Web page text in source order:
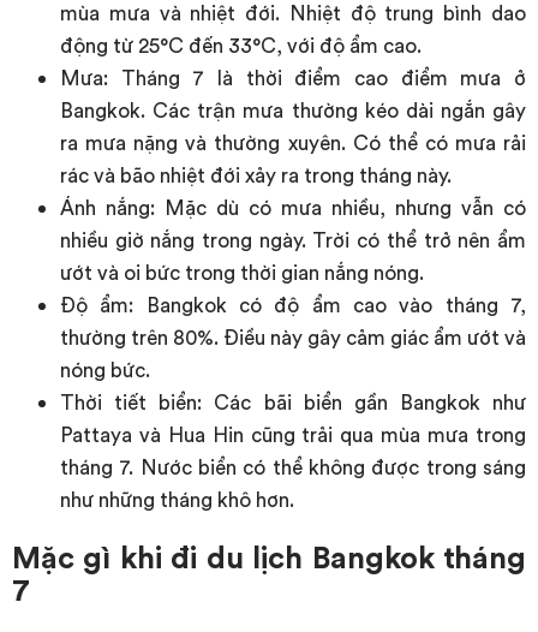
mùa mưa và nhiệt đới. Nhiệt độ trung bình dao
động từ 25°C đến 33°C, với độ ẩm cao.
Mưa: Tháng 7 là thời điểm cao điểm mưa ở
Bangkok. Các trận mưa thường kéo dài ngắn gây
ra mưa nặng và thường xuyên. Có thể có mưa rải
rác và bão nhiệt đới xảy ra trong tháng này.
Ánh nắng: Mặc dù có mưa nhiều, nhưng vẫn có
nhiều giờ nắng trong ngày. Trời có thể trở nên ẩm
ướt và oi bức trong thời gian nắng nóng.
Độ ẩm: Bangkok có độ ẩm cao vào tháng 7,
thường trên 80%. Điều này gây cảm giác ẩm ướt và
nóng bức.
Thời tiết biển: Các bãi biển gần Bangkok như
Pattaya và Hua Hin cũng trải qua mùa mưa trong
tháng 7. Nước biển có thể không được trong sáng
như những tháng khô hơn.
Mặc gì khi đi du lịch Bangkok tháng
7